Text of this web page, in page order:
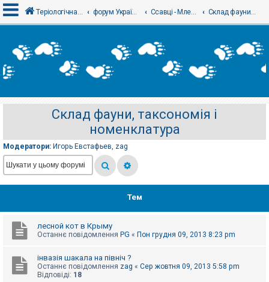
х
і
с
р
а
ц
і
з
Теріологічна школа форум Українського теріологічного товариства Ссавці - Млекопитающие Склад фауни, таксономія і номенклатура
Склад фауни, таксономія і
номенклатура
Модератори: Игорь Евстафьев, zag
Тем
лесной кот в Крыму
Останнє повідомлення PG « Пон грудня 09, 2013 8:23 pm
інвазія шакала на північ ?
Останнє повідомлення zag « Сер жовтня 09, 2013 5:58 pm
Відповіді: 18